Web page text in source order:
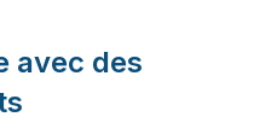
avec des